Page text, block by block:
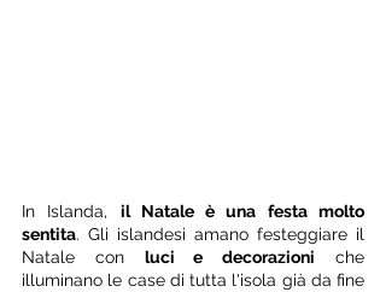
In Islanda, il Natale è una festa molto
sentita. Gli islandesi amano festeggiare il
Natale con luci e decorazioni che
illuminano le case di tutta l'isola già da fine